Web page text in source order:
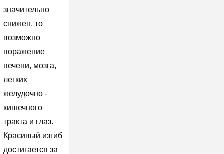
значительно
снижен, то
возможно
поражение
печени, мозга,
легких
желудочно -
кишечного
тракта и глаз.
Красивый изгиб
достигается за